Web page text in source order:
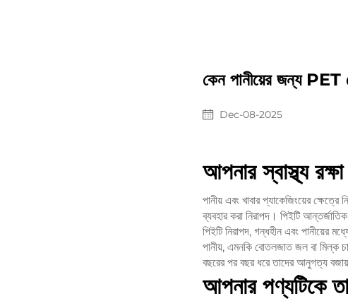
কেন পানীয়ের জন্য PET
Dec-08-2025
আপনার স্বাস্থ্য রক্ষা
পানীয় এবং খাবার প্যাকেজিংয়ের
ব্যবহার করা নিরাপদ। পিইটি
পিইটি নিরাপদ, গন্ধহীন এবং পানীয়ের
পানীয়, এমনকি বোতলজাত জল বা মিল্ক
বছরের পর বছর ধরে তাদের আনুগত্য
আপনার পণ্যটিকে